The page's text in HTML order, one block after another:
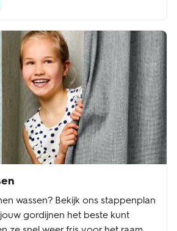
wassen? Bekijk ons stappenplan
gordijnen het beste kunt